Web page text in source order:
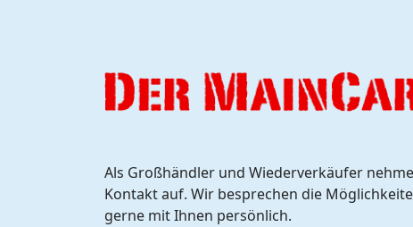
Als Großhändler und Wiederverkäufer
Kontakt auf. Wir besprechen die
gerne mit Ihnen persönlich.